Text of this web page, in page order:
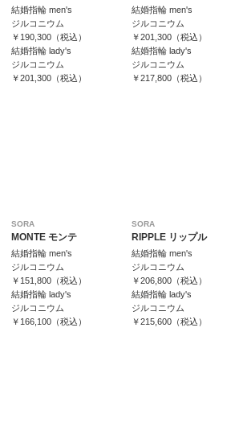
結婚指輪 men's
ジルコニウム
￥190,300（税込）
結婚指輪 lady's
ジルコニウム
￥201,300（税込）
結婚指輪 men's
ジルコニウム
￥201,300（税込）
結婚指輪 lady's
ジルコニウム
￥217,800（税込）
SORA
MONTE モンテ
結婚指輪 men's
ジルコニウム
￥151,800（税込）
結婚指輪 lady's
ジルコニウム
￥166,100（税込）
SORA
RIPPLE リップル
結婚指輪 men's
ジルコニウム
￥206,800（税込）
結婚指輪 lady's
ジルコニウム
￥215,600（税込）